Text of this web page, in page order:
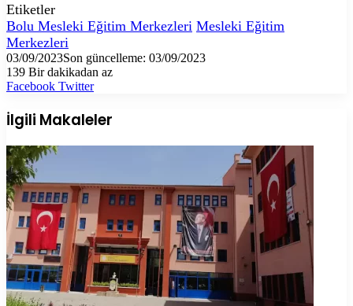
Etiketler
Bolu Mesleki Eğitim Merkezleri Mesleki Eğitim
Merkezleri
03/09/2023Son güncelleme: 03/09/2023
139 Bir dakikadan az
Facebook TwitterLinkedIn
Tumblr
Pinterest
Reddit
VKontakte
E-
ile
paylaş
Yazdır
İlgili Makaleler